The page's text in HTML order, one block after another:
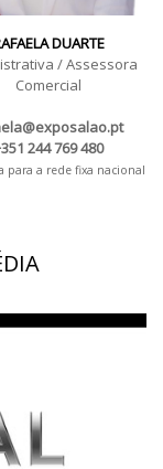
DUARTE
/ Assessora
Comercial
244 769 480
para a rede fixa nacional